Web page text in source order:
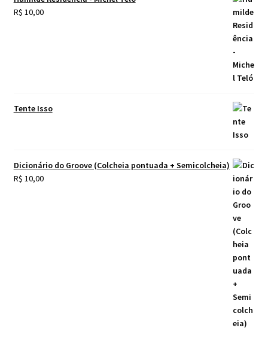
R$ 10,00
Tente Isso
Dicionário do Groove (Colcheia pontuada + Semicolcheia)
R$ 10,00